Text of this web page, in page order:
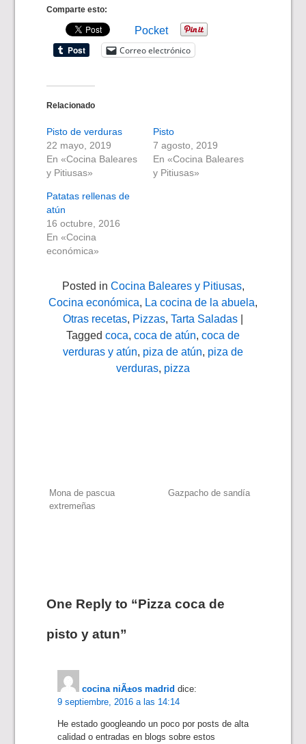
Comparte esto:
Pocket
Correo electrónico
Relacionado
Pisto de verduras
22 mayo, 2019
En «Cocina Baleares
y Pitiusas»
Pisto
7 agosto, 2019
En «Cocina Baleares
y Pitiusas»
Patatas rellenas de
atún
16 octubre, 2016
En «Cocina
económica»
Posted in Cocina Baleares y Pitiusas,
Cocina económica, La cocina de la abuela,
Otras recetas, Pizzas, Tarta Saladas
Tagged coca, coca de atún, coca de
verduras y atún, piza de atún, piza de
verduras, pizza
Navegación
Mona de pascua
extremeñas
Gazpacho de sandía
One Reply to “Pizza coca de
pisto y atun”
cocina niÃ±os madrid dice:
9 septiembre, 2016 a las 14:14
He estado googleando un poco por posts de alta
calidad o entradas en blogs sobre estos